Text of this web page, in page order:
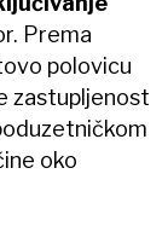
Prema
polovicu
zastupljenost
oko